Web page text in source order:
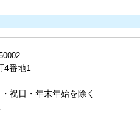
番地1
祝日・年末年始を除く